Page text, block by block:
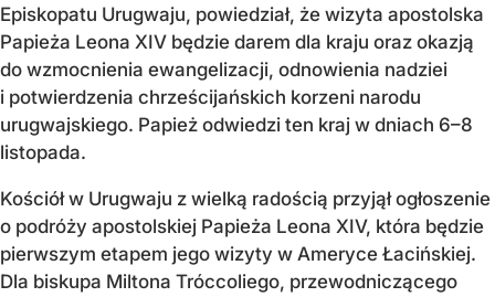
Episkopatu Urugwaju, powiedział, że wizyta apostolska
Papieża Leona XIV będzie darem dla kraju oraz okazją
do wzmocnienia ewangelizacji, odnowienia nadziei
i potwierdzenia chrześcijańskich korzeni narodu
urugwajskiego. Papież odwiedzi ten kraj w dniach 6–8
listopada.
Kościół w Urugwaju z wielką radością przyjął ogłoszenie
o podróży apostolskiej Papieża Leona XIV, która będzie
pierwszym etapem jego wizyty w Ameryce Łacińskiej.
Dla biskupa Miltona Tróccoliego, przewodniczącego